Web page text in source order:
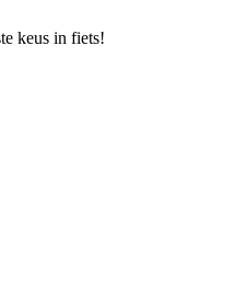
keus in fiets!